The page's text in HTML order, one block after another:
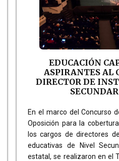
EDUCACIÓN
ASPIRANTES AL
DIRECTOR DE
En el marco del Concurso
Oposición para la
los cargos de directores
educativas de Nivel
estatal, se realizaron en el